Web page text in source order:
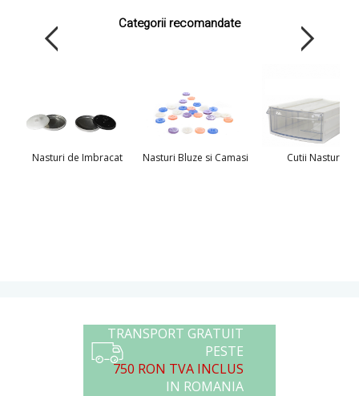
Categorii recomandate
Nasturi de Imbracat Nasturi Bluze si Camasi Cutii Nasturi
TRANSPORT GRATUIT
PESTE
750 RON TVA INCLUS
IN ROMANIA